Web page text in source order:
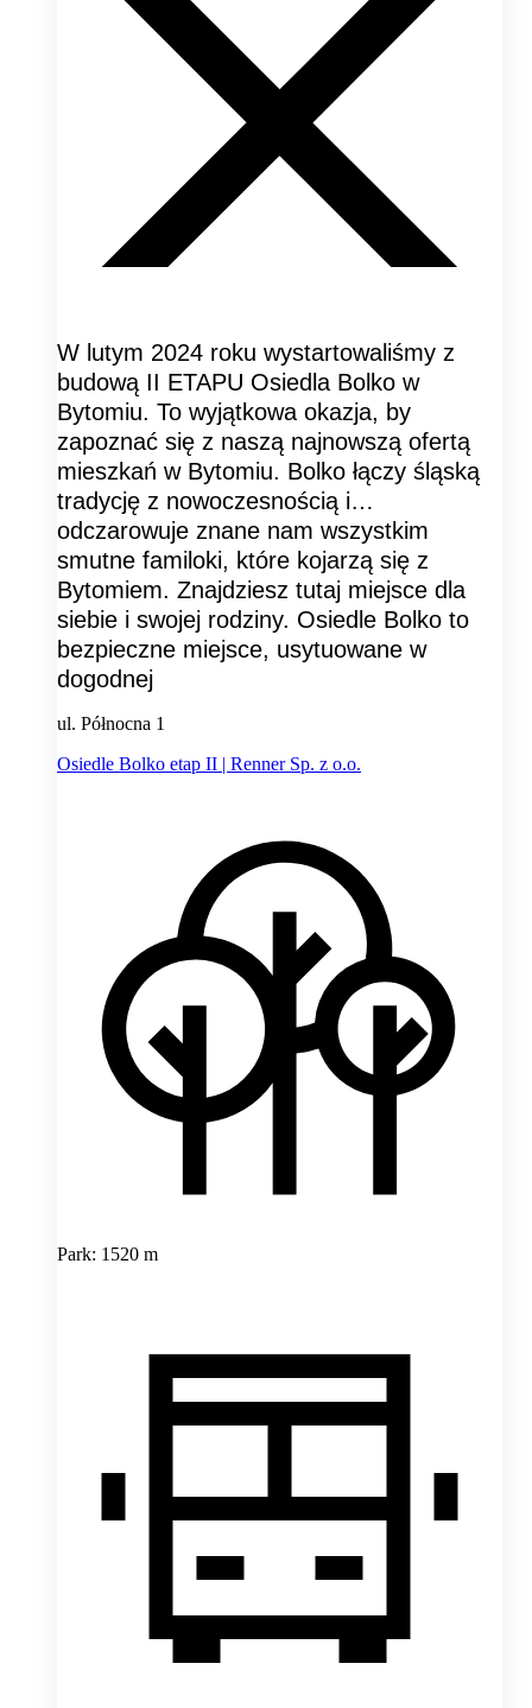
W lutym 2024 roku wystartowaliśmy z
budową II ETAPU Osiedla Bolko w
Bytomiu. To wyjątkowa okazja, by
zapoznać się z naszą najnowszą ofertą
mieszkań w Bytomiu. Bolko łączy śląską
tradycję z nowoczesnością i…
odczarowuje znane nam wszystkim
smutne familoki, które kojarzą się z
Bytomiem. Znajdziesz tutaj miejsce dla
siebie i swojej rodziny. Osiedle Bolko to
bezpieczne miejsce, usytuowane w
dogodnej
ul. Północna 1
Osiedle Bolko etap II | Renner Sp. z o.o.
Park: 1520 m